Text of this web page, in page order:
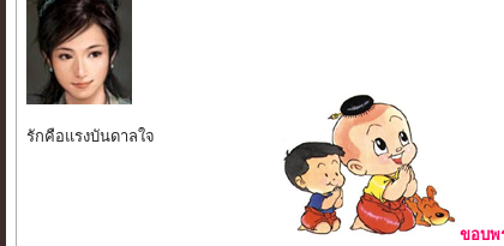
รักคือแรงบันดาลใจ
ขอบพ